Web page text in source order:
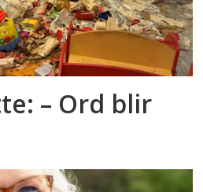
– Ord blir